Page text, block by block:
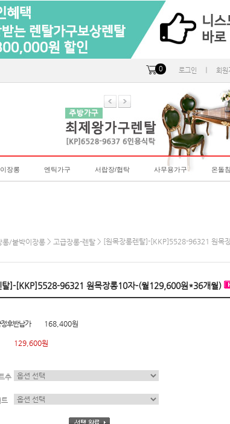
0 로그인 회원
장롱 엔틱가구 서랍장/협탁 사무용가구 온돌
롱/붙박이장롱 > 고급장롱-렌탈 > [원목장롱렌탈]-[KKP]5528-96321 원목
탈]-[KKP]5528-96321 원목장롱10자-(월129,600원*36개월)
후반납가 168,400원
129,600원
추